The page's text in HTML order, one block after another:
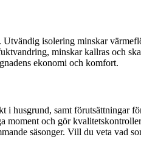
isolering minskar
minskar kallras och
ekonomi och komfort.
husgrund, samt förutsättningar
moment och gör
säsonger. Vill du veta vad